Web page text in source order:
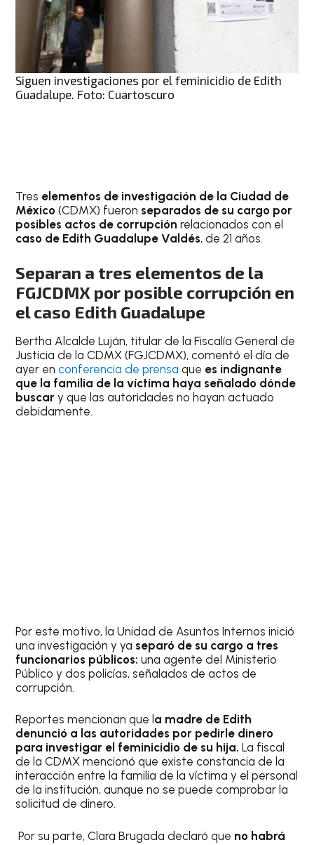
Siguen investigaciones por el feminicidio de Edith
Guadalupe. Foto: Cuartoscuro
Tres elementos de investigación de la Ciudad de
México (CDMX) fueron separados de su cargo por
posibles actos de corrupción relacionados con el
caso de Edith Guadalupe Valdés, de 21 años.
Separan a tres elementos de la
FGJCDMX por posible corrupción en
el caso Edith Guadalupe
Bertha Alcalde Luján, titular de la Fiscalía General de
Justicia de la CDMX (FGJCDMX), comentó el día de
ayer enconferencia de prensa que es indignante
que la familia de la víctima haya señalado dónde
buscar y que las autoridades no hayan actuado
debidamente.
Por este motivo, la Unidad de Asuntos Internos inició
una investigación y ya separó de su cargo a tres
funcionarios públicos:una agente del Ministerio
Público y dos policías, señalados de actos de
corrupción.
Reportes mencionan que l a madre de Edith
denunció a las autoridades por pedirle dinero
para investigar el feminicidio de su hija.La fiscal
de la CDMX mencionó que existe constancia de la
interacción entre la familia de la víctima y el personal
de la institución, aunque no se puede comprobar la
solicitud de dinero.
Por su parte, Clara Brugada declaró que no habrá